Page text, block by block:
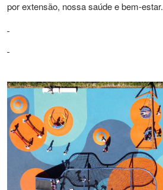
por extensão, nossa saúde e bem-estar.